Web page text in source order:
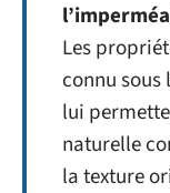
Les
connu
lui
naturelle
la texture